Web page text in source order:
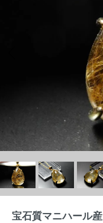
宝石質マニハール